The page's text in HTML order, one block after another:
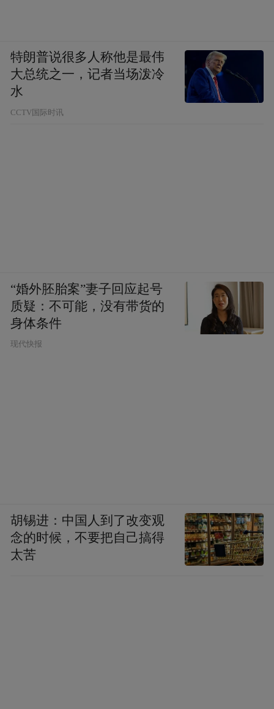
特朗普说很多人称他是最伟
大总统之一，记者当场泼冷
水
CCTV国际时讯
“婚外胚胎案”妻子回应起号
质疑：不可能，没有带货的
身体条件
现代快报
胡锡进：中国人到了改变观
念的时候，不要把自己搞得
太苦